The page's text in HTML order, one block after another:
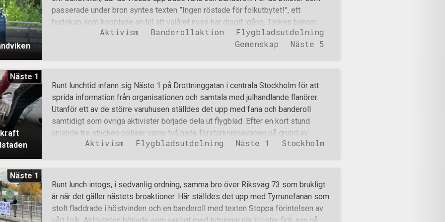
passerade under bron syntes texten ”Ingen röstade för folkutbytet!”, ett
budskap som kopplade an till att valåret nyss har dragit igång. Tanken bakom
aktionen var att uppmärksamma att det parlamentariska systemet är mer
komplicerat och mindre rättvist än vad folk i allmänhet tror. Aktivisterna menar
medborgarna väljer att rösta. När aktiviteten hade hållit på i någon timme
packade man ihop. Ett antal ur gruppen hade dock energin på topp och rörde sig
istället vidare in mot Sandviken, där de fortsatte med en del basaktivism.
Avslutningsvis begav sig samtliga hem till en kamrat för att umgås. Förutom att
det grillades kött av flera olika slag, satt man uppe till småtimm
Aktivism Banderollaktion
Flygbladsutdelning
Gemenskap
Näste 5
Näste 1
Runt lunchtid infann sig Näste 1 på Drottninggatan i centrala Stockholm för att
sprida information från organisationen och samtala med julhandlande flanörer.
Utanför ett av de större varuhusen ställdes det upp med fana och banderoll
samtidigt som övriga aktivister började dela ut flygblad. Efter en kort stund
anlände tre stycken poliser varav två hade förstärkningsvapen på grund av
risken för terrorattentat i julhandeln. Dessa terrorbekämpare fick snabbt
främlingar. Allt förflöt lugnt tills en person utan konsekvenstänk trodde att han
kunde slänga ur sig diverse spydigheter och spotta på en motståndsman. Efter
en mildare tillrättavisning avlägsnade sig individen. Denna lilla incident gjorde att
polisen tyckte sig behöva vara fler till antalet varpå ytterligare tre patruller
Aktivism Flygbladsutdelning Näste 1 Stockholm
Näste 1
Runt lunch intogs, i sedvanlig ordning, samma bro över Riksväg 73 som brukligt
är när det gäller nästets broaktioner. Här ställdes det upp med Tyrrunefanan som
stolt fladdrade i höstvinden och en banderoll med texten Stoppa förintelsen av